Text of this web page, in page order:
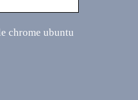
chrome ubuntu